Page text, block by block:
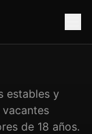
estables y
de 18 años.